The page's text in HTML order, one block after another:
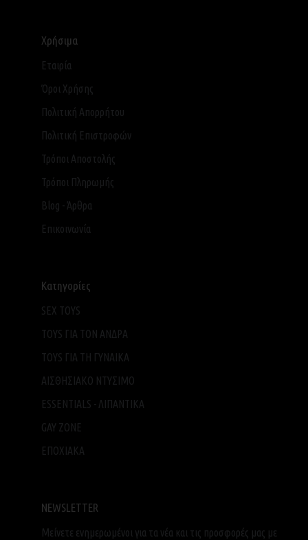
Χρήσιμα
Εταιρία
Όροι Χρήσης
Πολιτική Απορρήτου
Πολιτική Επιστροφών
Τρόποι Αποστολής
Τρόποι Πληρωμής
Blog - Άρθρα
Επικοινωνία
Κατηγορίες
SEX TOYS
TOYS ΓΙΑ ΤΟΝ ΑΝΔΡΑ
TOYS ΓΙΑ ΤH ΓΥΝΑΙΚΑ
ΑΙΣΘΗΣΙΑΚΟ ΝΤΥΣΙΜΟ
ESSENTIALS - ΛΙΠΑΝΤΙΚΑ
GAY ZONE
ΕΠΟΧΙΑΚΑ
NEWSLETTER
Μείνετε ενημερωμένοι για τα νέα και τις προσφορές μας με